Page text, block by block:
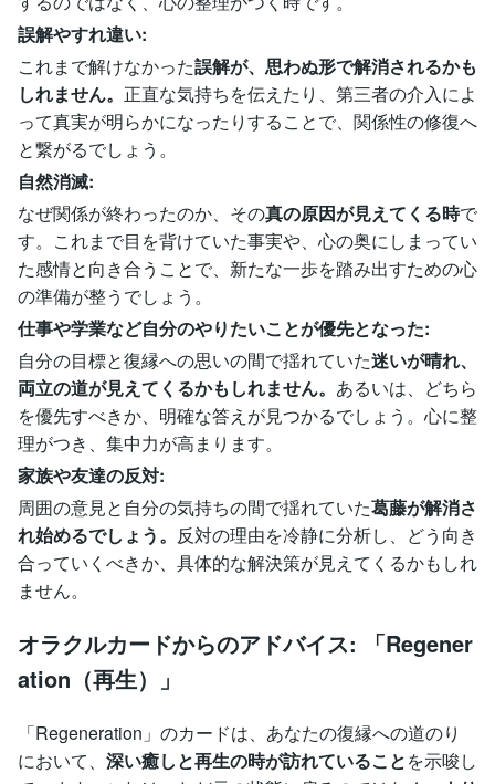
誤解やすれ違い:
これまで解けなかった誤解が、思わぬ形で解消されるかも
しれません。 正直な気持ちを伝えたり、第三者の介入によ
って真実が明らかになったりすることで、関係性の修復へ
と繋がるでしょう。
自然消滅:
なぜ関係が終わったのか、その真の原因が見えてくる時で
す。これまで目を背けていた事実や、心の奥にしまってい
た感情と向き合うことで、新たな一歩を踏み出すための心
の準備が整うでしょう。
仕事や学業など自分のやりたいことが優先となった:
自分の目標と復縁への思いの間で揺れていた迷いが晴れ、
両立の道が見えてくるかもしれません。 あるいは、どちら
を優先すべきか、明確な答えが見つかるでしょう。心に整
理がつき、集中力が高まります。
家族や友達の反対:
周囲の意見と自分の気持ちの間で揺れていた葛藤が解消さ
れ始めるでしょう。 反対の理由を冷静に分析し、どう向き
合っていくべきか、具体的な解決策が見えてくるかもしれ
ません。
オラクルカードからのアドバイス: 「Regener
ation（再生）」
「Regeneration」のカードは、あなたの復縁への道のり
において、 深い癒しと再生の時が訪れていることを示唆し